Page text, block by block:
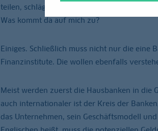
teilen, schlägt sie dem Unternehmen
Was kommt da auf mich zu?
Einiges. Schließlich muss nicht nur die eine
Finanzinstitute. Die wollen ebenfalls
Meist werden zuerst die Hausbanken in die
auch internationaler ist der Kreis der
das Unternehmen, sein Geschäftsmodell